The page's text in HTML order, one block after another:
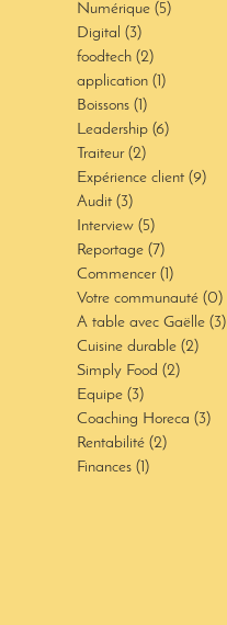
Numérique (5)
Digital (3)
foodtech (2)
application (1)
Boissons (1)
Leadership (6)
Traiteur (2)
Expérience client (9)
Audit (3)
Interview (5)
Reportage (7)
Commencer (1)
Votre communauté (0)
A table avec Gaëlle (3)
Cuisine durable (2)
Simply Food (2)
Equipe (3)
Coaching Horeca (3)
Rentabilité (2)
Finances (1)